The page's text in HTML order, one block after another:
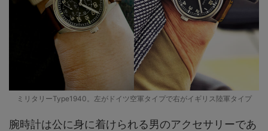
ミリタリーType1940。左がドイツ空軍タイプで右がイギリス陸軍タイプ
腕時計は公に身に着けられる男のアクセサリーであ